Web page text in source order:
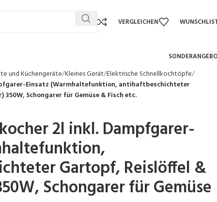
VERGLEICHEN
und Küchengeräte Kleines Gerät Elektrische Schnellkochtöpfe
Einsatz (Warmhaltefunktion, antihaftbeschichteter
Schongarer für Gemüse & Fisch etc.
2l inkl. Dampfgarer-
Gartopf, Reislöffel &
Schongarer für Gemüse